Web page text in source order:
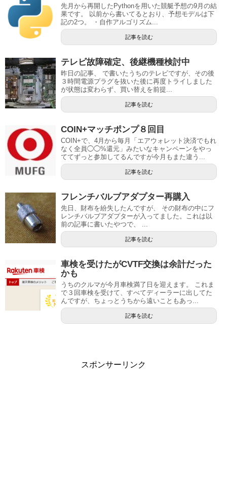
先月から再開したPythonを用いた競艇予想の9月の結
果です。 以前から書いてるとおり、予想モデルは下
記の2つ。 ・自作アルゴリズム...
記事を読む
テレビ故障確定、後継機種検討中
昨日の記事、 で書いたうちのテレビですが、その後
３時間電源プラグを抜いた後に再度トライしました
が状態は変わらず、買い替えを前提...
記事を読む
COIN+マッチポンプ８回目
COIN+で、4月から毎月「エアウォレット決済でもれ
なく全員◯◯%還元」みたいなキャンペーンをやっ
ててずっと参加してるんですが今月もまた違う...
記事を読む
フレンチバルブアダプター再購入
先日、財布を紛失したんですが、 その財布の中にフ
レンチバルブアダプターが入ってました。これは以
前の記事に書いたやつで、 ...
記事を読む
車検を受けたがCVTF交換は余計だった
かも
うちのクルマが今月車検満了日を迎えます。 これま
で３回車検を受けて、すべてディーラーに出してた
んですが、ちょっとうちから遠いこともあっ...
記事を読む
スポンサーリンク